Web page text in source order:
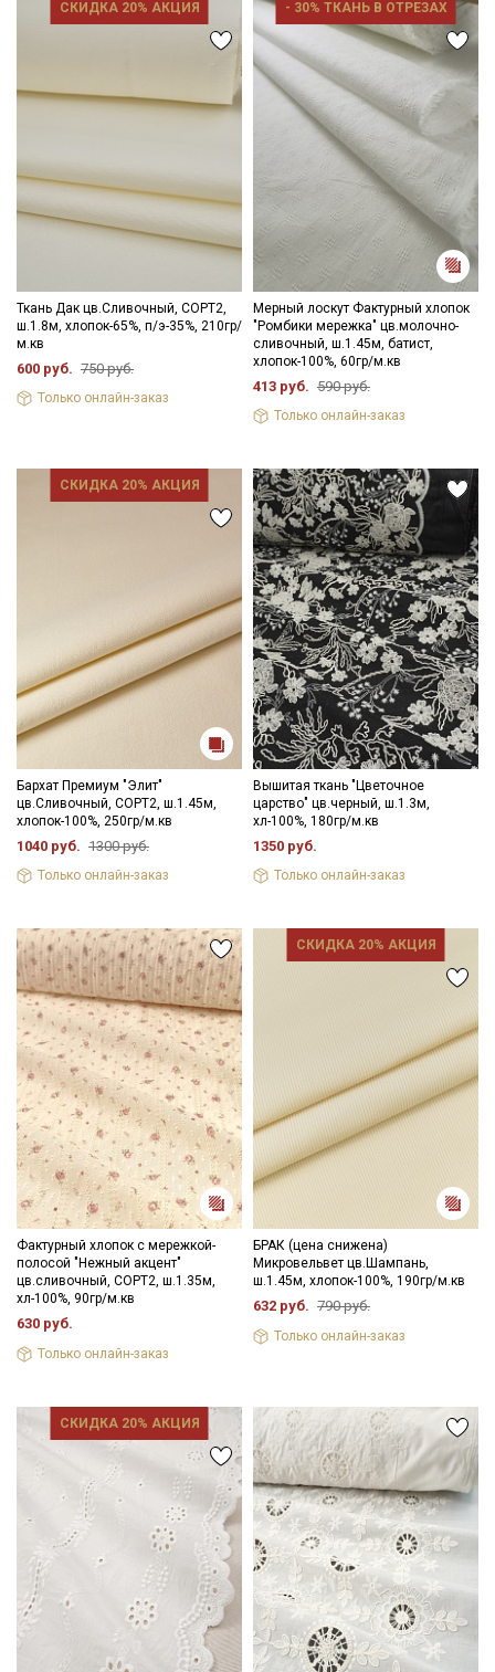
СКИДКА 20% АКЦИЯ
Ткань Дак цв.Сливочный, СОРТ2,
ш.1.8м, хлопок-65%, п/э-35%, 210гр/
м.кв
600 руб. 750 руб.
Только онлайн-заказ
- 30% ТКАНЬ В ОТРЕЗАХ
Мерный лоскут Фактурный хлопок
"Ромбики мережка" цв.молочно-
сливочный, ш.1.45м, батист,
хлопок-100%, 60гр/м.кв
413 руб. 590 руб.
Только онлайн-заказ
СКИДКА 20% АКЦИЯ
Бархат Премиум "Элит"
цв.Сливочный, СОРТ2, ш.1.45м,
хлопок-100%, 250гр/м.кв
1040 руб. 1300 руб.
Только онлайн-заказ
Вышитая ткань "Цветочное
царство" цв.черный, ш.1.3м,
хл-100%, 180гр/м.кв
1350 руб.
Только онлайн-заказ
Фактурный хлопок с мережкой-
полосой "Нежный акцент"
цв.сливочный, СОРТ2, ш.1.35м,
хл-100%, 90гр/м.кв
630 руб.
Только онлайн-заказ
СКИДКА 20% АКЦИЯ
БРАК (цена снижена)
Микровельвет цв.Шампань,
ш.1.45м, хлопок-100%, 190гр/м.кв
632 руб. 790 руб.
Только онлайн-заказ
СКИДКА 20% АКЦИЯ
Секретная рассылка от Купава
Мы публикуем здесь дополнительные
промокоды и скидки до 30% на узкие
категории тканей
Электронная почта
Ознакомлен(а) сПолитикой обработки персональных
Согласие на обработку персональных
Согласие на получение рекламных и
информационных рассылок